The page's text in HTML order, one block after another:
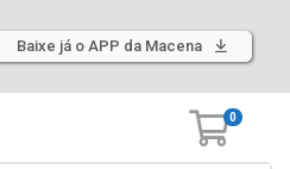
Baixe já o APP da Macena
0